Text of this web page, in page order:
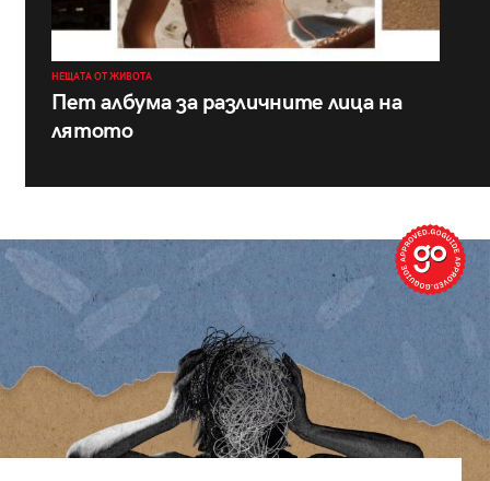
НЕЩАТА ОТ ЖИВОТА
Пет албума за различните лица на
лятото